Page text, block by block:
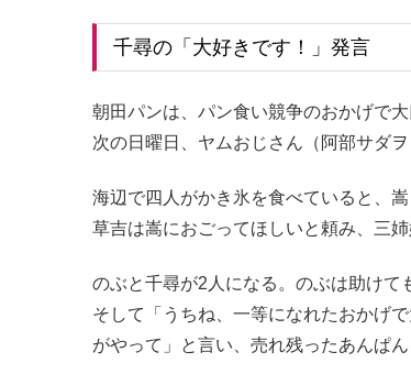
千尋の「大好きです！」発言
朝田パンは、パン食い競争のおかげで大
次の日曜日、ヤムおじさん（阿部サダ
海辺で四人がかき氷を食べていると、嵩
草吉は嵩におごってほしいと頼み、三
のぶと千尋が2人になる。のぶは助けて
そして「うちね、一等になれたおかげ
がやって」と言い、売れ残ったあんぱん